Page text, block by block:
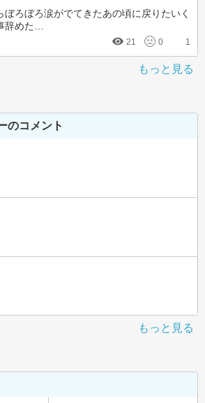
ろぼろ涙がでてきたあの頃に戻りたいく
辞めた…
21 0 1
もっと見る
のコメント
もっと見る